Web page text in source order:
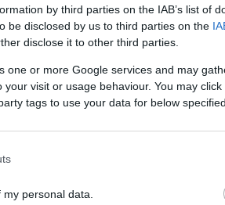
by third parties on the IAB’s list of
be disclosed by us to third parties on the
disclose it to other third parties.
one or more Google services and may
visit or usage behaviour. You may
tags to use your data for below
personal data.
Σε λειτουργία το νέο
ΕΣΕΕ για την